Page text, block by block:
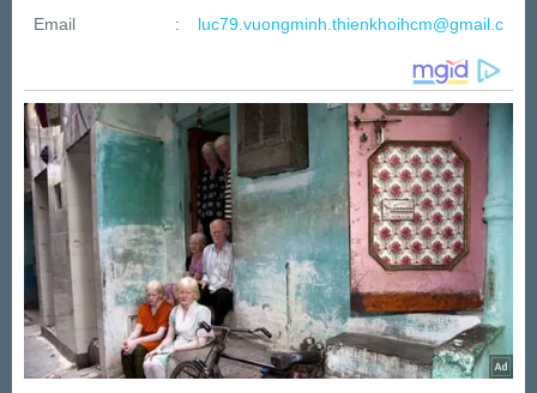
Email
: luc79.vuongminh.thienkhoihcm@gmail.com